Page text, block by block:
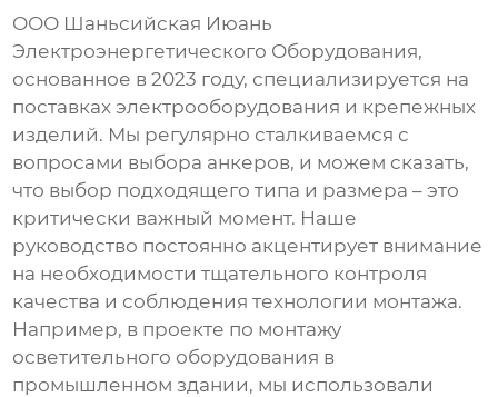
ООО Шаньсийская Июань
Электроэнергетического Оборудования,
основанное в 2023 году, специализируется на
поставках электрооборудования и крепежных
изделий. Мы регулярно сталкиваемся с
вопросами выбора анкеров, и можем сказать,
что выбор подходящего типа и размера – это
критически важный момент. Наше
руководство постоянно акцентирует внимание
на необходимости тщательного контроля
качества и соблюдения технологии монтажа.
Например, в проекте по монтажу
осветительного оборудования в
промышленном здании, мы использовали